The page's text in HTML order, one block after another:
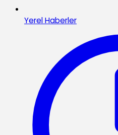
Yerel Haberler